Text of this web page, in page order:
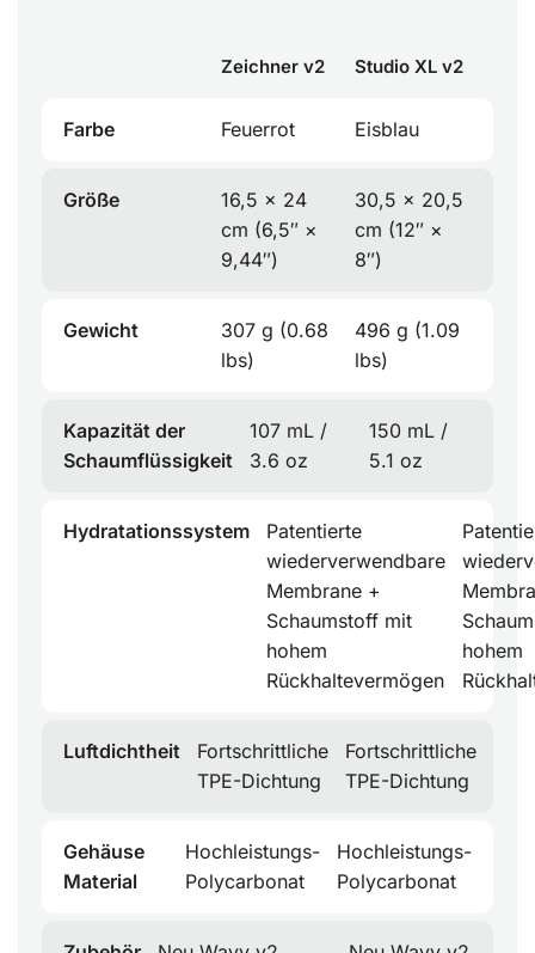
Zeichner v2 Studio XL v2
Farbe Feuerrot Eisblau
Größe
16,5 × 24
cm (6,5″ ×
9,44″)
30,5 × 20,5
cm (12″ ×
8″)
Gewicht
307 g (0.68
lbs)
496 g (1.09
lbs)
Kapazität der
Schaumflüssigkeit
107 mL /
3.6 oz
150 mL /
5.1 oz
Hydratationssystem
Patentierte
wiederverwendbare
Membrane +
Schaumstoff mit
hohem
Rückhaltevermögen
hohem
Luftdichtheit
Fortschrittliche
TPE-Dichtung
Fortschrittliche
TPE-Dichtung
Gehäuse
Material
Hochleistungs-
Polycarbonat
Hochleistungs-
Polycarbonat